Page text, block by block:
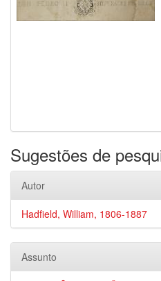
Sugestões de
Autor
Hadfield, William, 1806-1887
Assunto